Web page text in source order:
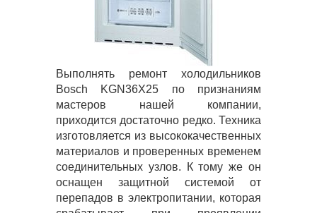
Выполнять ремонт холодильников
Bosch KGN36X25 по признаниям
мастеров нашей компании,
приходится достаточно редко. Техника
изготовляется из высококачественных
материалов и проверенных временем
соединительных узлов. К тому же он
оснащен защитной системой от
перепадов в электропитании, которая